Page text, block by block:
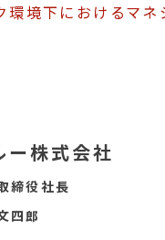
環境下におけるマ
ー株式会社
締役社長
四郎